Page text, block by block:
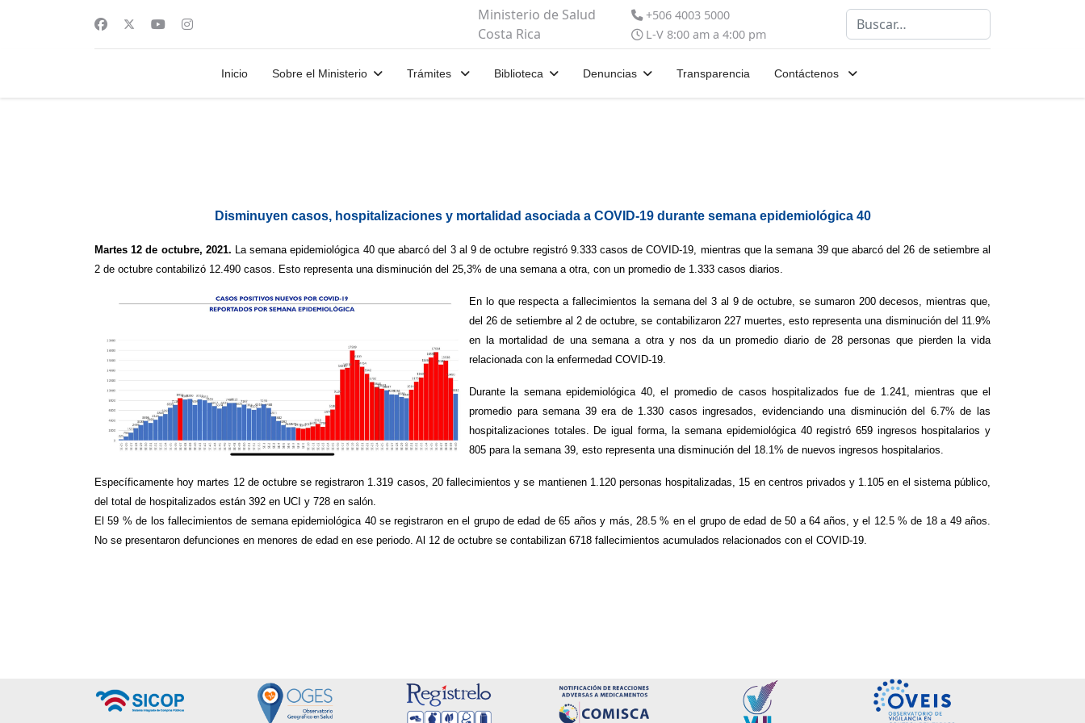
Ministerio de Salud
Costa Rica
+506 4003 5000
L-V 8:00 am a 4:00 pm
Buscar
Inicio Sobre el Ministerio Trámites Biblioteca Denuncias Transparencia Contáctenos
Disminuyen casos, hospitalizaciones y mortalidad asociada a COVID-19 durante semana epidemiológica 40
Martes 12 de octubre, 2021. La semana epidemiológica 40 que abarcó del 3 al 9 de octubre registró 9.333 casos de COVID-19, mientras que la semana 39 que abarcó del 26 de setiembre al
2 de octubre contabilizó 12.490 casos. Esto representa una disminución del 25,3% de una semana a otra, con un promedio de 1.333 casos diarios.
En lo que respecta a fallecimientos la semana del 3 al 9 de octubre, se sumaron 200 decesos, mientras que,
del 26 de setiembre al 2 de octubre, se contabilizaron 227 muertes, esto representa una disminución del 11.9%
en la mortalidad de una semana a otra y nos da un promedio diario de 28 personas que pierden la vida
relacionada con la enfermedad COVID-19.
Durante la semana epidemiológica 40, el promedio de casos hospitalizados fue de 1.241, mientras que el
promedio para semana 39 era de 1.330 casos ingresados, evidenciando una disminución del 6.7% de las
hospitalizaciones totales. De igual forma, la semana epidemiológica 40 registró 659 ingresos hospitalarios y
805 para la semana 39, esto representa una disminución del 18.1% de nuevos ingresos hospitalarios.
Específicamente hoy martes 12 de octubre se registraron 1.319 casos, 20 fallecimientos y se mantienen 1.120 personas hospitalizadas, 15 en centros privados y 1.105 en el sistema público,
del total de hospitalizados están 392 en UCI y 728 en salón.
El 59 % de los fallecimientos de semana epidemiológica 40 se registraron en el grupo de edad de 65 años y más, 28.5 % en el grupo de edad de 50 a 64 años, y el 12.5 % de 18 a 49 años.
No se presentaron defunciones en menores de edad en ese periodo. Al 12 de octubre se contabilizan 6718 fallecimientos acumulados relacionados con el COVID-19.